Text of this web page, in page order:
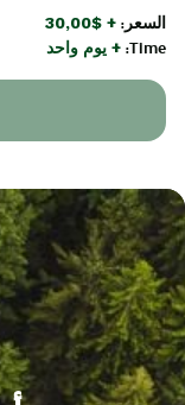
السعر: + $30,00
Time: + يوم واحد